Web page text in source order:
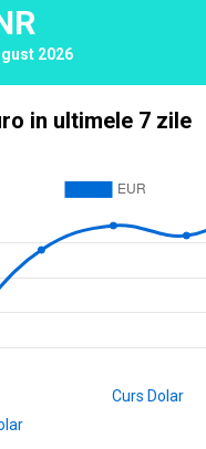
2026
in ultimele 7 zile
Curs Dolar